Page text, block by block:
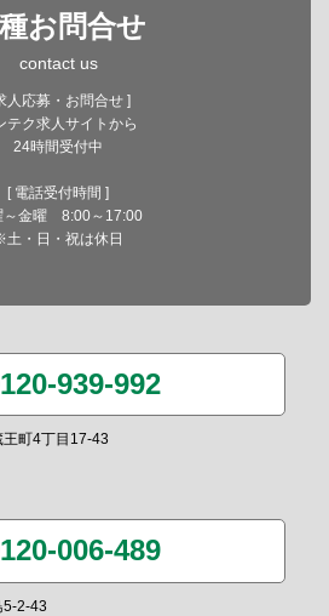
お問合せ
contact us
人応募・お問合せ ]
テク求人サイトから
24時間受付中
[ 電話受付時間 ]
～金曜 8:00～17:00
・日・祝は休日
939-992
町4丁目17-43
006-489
5-2-43